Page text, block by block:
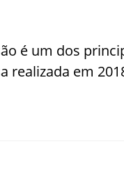
é um dos
realizada em